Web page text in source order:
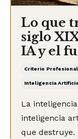
Lo que
siglo
IA y el
Criterio Profesional
Inteligencia
La
inteligencia
que destruye.